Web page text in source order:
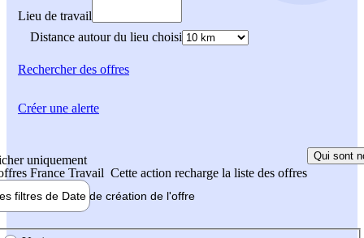
Lieu de travail
Distance autour du lieu choisi
Rechercherdes offres
uniquement
France Travail Cette action recharge la liste des offres
Qui sont
filtres de Date de création de l'offre
Créer une alerte